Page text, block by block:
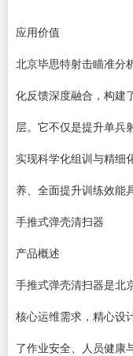
应用价值
北京毕思特射击瞄准分
化反馈深度融合，构建
层。它不仅是提升单兵
实现科学化组训与精细
养、全面提升训练效能
手推式弹壳清扫器
产品概述
手推式弹壳清扫器是北
核心运维需求，精心设
了作业安全、人员健康